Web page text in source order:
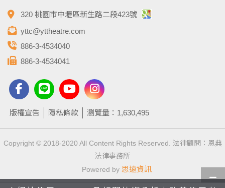
320 桃園市中壢區新生路二段423號
yttc@yttheatre.com
886-3-4534040
886-3-4534041
版權宣告 隱私條款 瀏覽量：1,630,495
Copyright © 2018-2020 All Content Rights Reserved. 法律顧問：恩典
法律事務所
Powered by 思遠資訊